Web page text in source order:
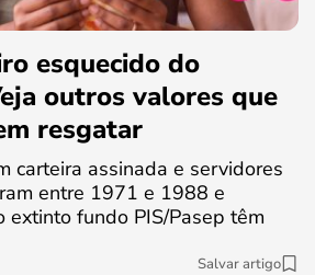
esquecido do
outros valores que
resgatar
carteira assinada e servidores
entre 1971 e 1988 e
extinto fundo PIS/Pasep têm
Salvar artigo